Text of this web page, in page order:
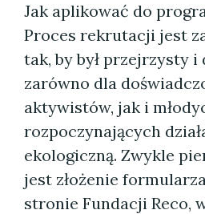
Jak aplikować do
Proces rekrutacji jest
tak, by był przejrzysty i
zarówno dla
aktywistów, jak i
rozpoczynających
ekologiczną. Zwykle
jest złożenie
stronie Fundacji Reco,